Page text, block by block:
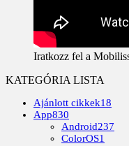
Iratkozz fel a
KATEGÓRIA LISTA
Ajánlott cikkek18
App830
Android237
ColorOS1